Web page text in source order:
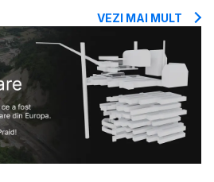
VEZI MAI MULT